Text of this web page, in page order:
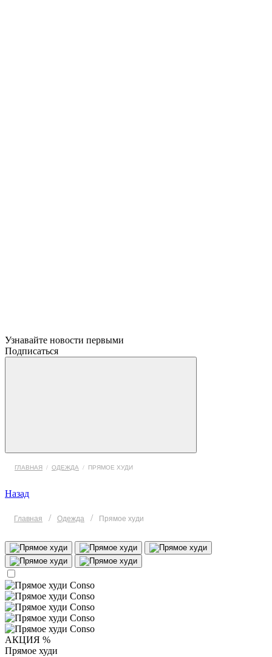
Узнавайте новости первыми
Подписаться
ГЛАВНАЯ / ОДЕЖДА / ПРЯМОЕ ХУДИ
Назад
Главная / Одежда / Прямое худи
АКЦИЯ %
Прямое худи